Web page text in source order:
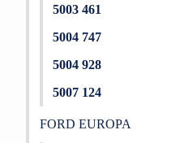
5003 461
5004 747
5004 928
5007 124
FORD EUROPA